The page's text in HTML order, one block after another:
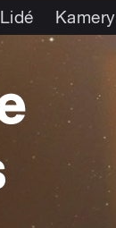
Lidé Kamery